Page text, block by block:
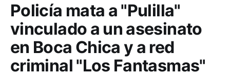
Policía mata a "Pulilla"
vinculado a un asesinato
en Boca Chica y a red
criminal "Los Fantasmas"